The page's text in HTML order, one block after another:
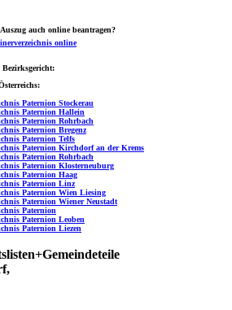
auch online beantragen?
online
Paternion Stockerau
Paternion Hallein
Paternion Rohrbach
Paternion Bregenz
Paternion Telfs
Paternion Kirchdorf an der Krems
Paternion Rohrbach
Paternion Klosterneuburg
Paternion Haag
Paternion Linz
Paternion Wien Liesing
Paternion Wiener Neustadt
Paternion
Paternion Leoben
Paternion Liezen